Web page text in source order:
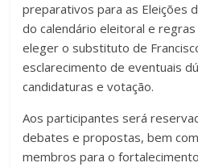
preparativos para as Eleições
do calendário eleitoral e
eleger o substituto de
esclarecimento de eventuais
candidaturas e votação.
Aos participantes será
debates e propostas, bem
membros para o